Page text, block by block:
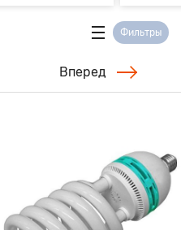
Фильтры
Вперед